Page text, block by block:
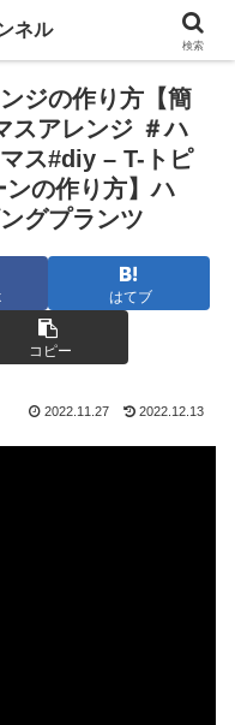
ジの作り方【簡
スアレンジ ＃ハ
ス#diy – T-トピ
の作り方】ハ
グプランツ
はてブ
コピー
2022.11.27 2022.12.13
ネル
検索